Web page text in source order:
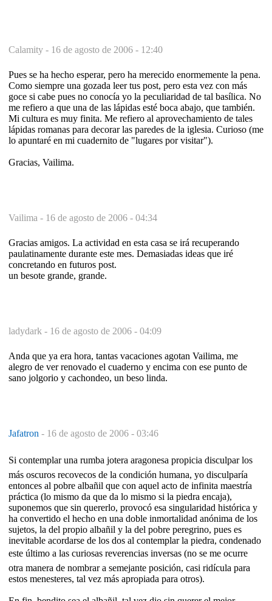
Calamity - 16 de agosto de 2006 - 12:40
Pues se ha hecho esperar, pero ha merecido enormemente la pena.
Como siempre una gozada leer tus post, pero esta vez con más
goce si cabe pues no conocía yo la peculiaridad de tal basílica. No
me refiero a que una de las lápidas esté boca abajo, que también.
Mi cultura es muy finita. Me refiero al aprovechamiento de tales
lápidas romanas para decorar las paredes de la iglesia. Curioso (me
lo apuntaré en mi cuadernito de "lugares por visitar").
Gracias, Vailima.
Vailima - 16 de agosto de 2006 - 04:34
Gracias amigos. La actividad en esta casa se irá recuperando
paulatinamente durante este mes. Demasiadas ideas que iré
concretando en futuros post.
un besote grande, grande.
ladydark - 16 de agosto de 2006 - 04:09
Anda que ya era hora, tantas vacaciones agotan Vailima, me
alegro de ver renovado el cuaderno y encima con ese punto de
sano jolgorio y cachondeo, un beso linda.
Jafatron - 16 de agosto de 2006 - 03:46
Si contemplar una rumba jotera aragonesa propicia disculpar los
más oscuros recovecos de la condición humana, yo disculparía
entonces al pobre albañil que con aquel acto de infinita maestría
práctica (lo mismo da que da lo mismo si la piedra encaja),
suponemos que sin quererlo, provocó esa singularidad histórica y
ha convertido el hecho en una doble inmortalidad anónima de los
sujetos, la del propio albañil y la del pobre peregrino, pues es
inevitable acordarse de los dos al contemplar la piedra, condenado
este último a las curiosas reverencias inversas (no se me ocurre
otra manera de nombrar a semejante posición, casi ridícula para
estos menesteres, tal vez más apropiada para otros).